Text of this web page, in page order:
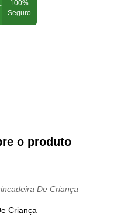
o produto
De Criança
Criança